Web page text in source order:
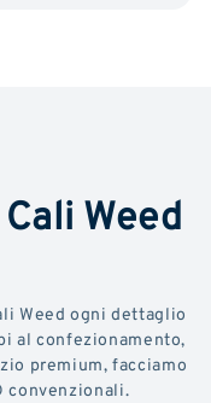
Weed
Weed ogni dettaglio
al confezionamento,
premium, facciamo
convenzionali.